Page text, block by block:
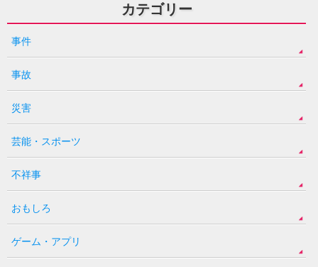
カテゴリー
事件
事故
災害
芸能・スポーツ
不祥事
おもしろ
ゲーム・アプリ